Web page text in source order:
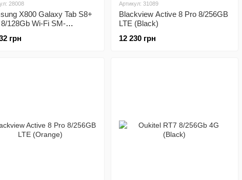
28008
X800 Galaxy Tab S8+
8/128Gb Wi-Fi SM-
грн
Артикул: 31089
Blackview Active 8 Pro 8/256GB
LTE (Black)
12 230 грн